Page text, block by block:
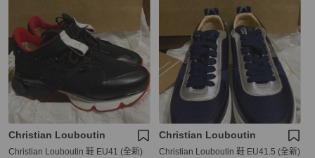
Christian Louboutin
Christian Louboutin 鞋 EU41 (全新)
Christian Louboutin
Christian Louboutin 鞋 EU41.5 (全新)